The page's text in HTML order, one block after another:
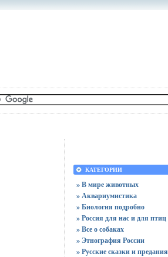
КАТЕГОРИИ
» В мире животных
» Аквариумистика
» Биология подробно
» Россия для нас и для птиц
» Все о собаках
» Этнография России
» Русские сказки и предания